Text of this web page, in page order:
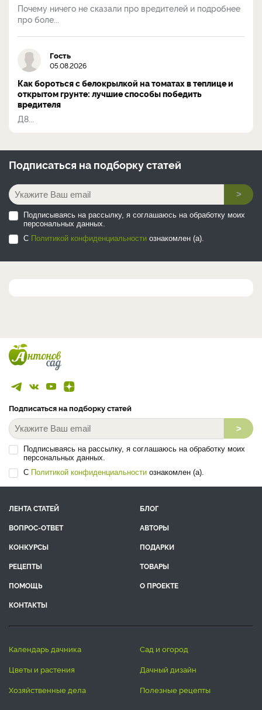
Почему ничего не сказали про вредителей и подробнее
про боле...
Гость
05.08.2026
Как бороться с белокрылкой на томатах в теплице и
открытом грунте: лучшие способы победить
вредителя
Д8...
Подписаться на подборку статей
>
Подписываясь на рассылку, я соглашаюсь на обработку моих
персональных данных.
С Политикой конфиденциальности ознакомлен (а).
Подписаться на подборку статей
>
Подписываясь на рассылку, я соглашаюсь на обработку моих
персональных данных.
С Политикой конфиденциальности ознакомлен (а).
ЛЕНТА СТАТЕЙ
БЛОГ
ВОПРОС-ОТВЕТ
АВТОРЫ
КОНКУРСЫ
ПОДАРКИ
РЕЦЕПТЫ
ТОВАРЫ
ПОМОЩЬ
О ПРОЕКТЕ
КОНТАКТЫ
календарь дачника
сад и огород
цветы и растения
дачный дизайн
хозяйственные дела
полезные рецепты